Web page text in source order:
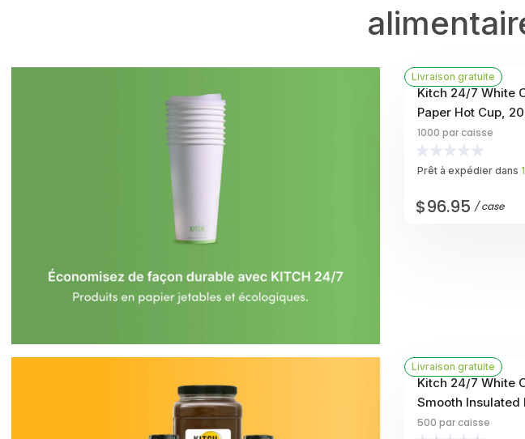
Livraison gratuite
Kitch 24/7 White
Paper Hot Cup,
1000 Per Case
1000 par caisse
Prêt à expédier dans 1
$96.95 /case
Livraison gratuite
Kitch 24/7 White
Smooth Insulated
Cup, 16 Ounce --
500 par caisse